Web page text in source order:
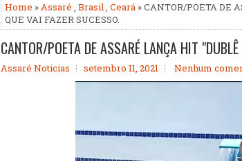
Home »Assaré , Brasil, Ceará » CANTOR/POETA DE
QUE VAI FAZER SUCESSO.
CANTOR/POETA DE ASSARÉ LANÇA HIT
Assaré Noticias setembro 11, 2021 Nenhum